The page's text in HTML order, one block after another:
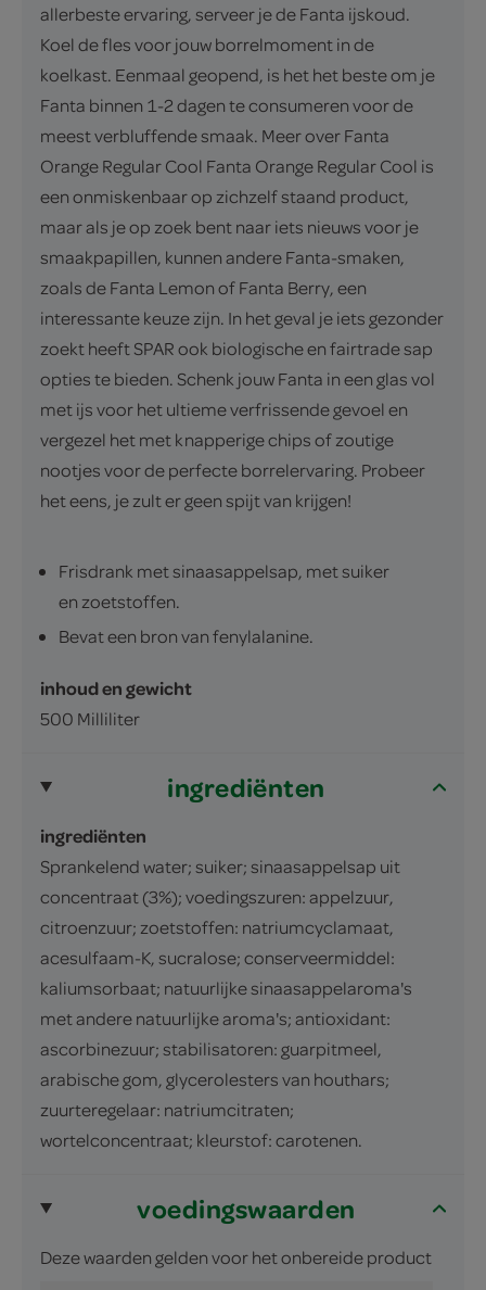
allerbeste ervaring, serveer je de Fanta ijskoud.
Koel de fles voor jouw borrelmoment in de
koelkast. Eenmaal geopend, is het het beste om je
Fanta binnen 1-2 dagen te consumeren voor de
meest verbluffende smaak. Meer over Fanta
Orange Regular Cool Fanta Orange Regular Cool is
een onmiskenbaar op zichzelf staand product,
maar als je op zoek bent naar iets nieuws voor je
smaakpapillen, kunnen andere Fanta-smaken,
zoals de Fanta Lemon of Fanta Berry, een
interessante keuze zijn. In het geval je iets gezonder
zoekt heeft SPAR ook biologische en fairtrade sap
opties te bieden. Schenk jouw Fanta in een glas vol
met ijs voor het ultieme verfrissende gevoel en
vergezel het met knapperige chips of zoutige
nootjes voor de perfecte borrelervaring. Probeer
het eens, je zult er geen spijt van krijgen!
Frisdrank met sinaasappelsap, met suiker
en zoetstoffen.
Bevat een bron van fenylalanine.
inhoud en gewicht
500 Milliliter
ingrediënten
ingrediënten
Sprankelend water; suiker; sinaasappelsap uit
concentraat (3%); voedingszuren: appelzuur,
citroenzuur; zoetstoffen: natriumcyclamaat,
acesulfaam-K, sucralose; conserveermiddel:
kaliumsorbaat; natuurlijke sinaasappelaroma's
met andere natuurlijke aroma's; antioxidant:
ascorbinezuur; stabilisatoren: guarpitmeel,
arabische gom, glycerolesters van houthars;
zuurteregelaar: natriumcitraten;
wortelconcentraat; kleurstof: carotenen.
voedingswaarden
Deze waarden gelden voor het onbereide product